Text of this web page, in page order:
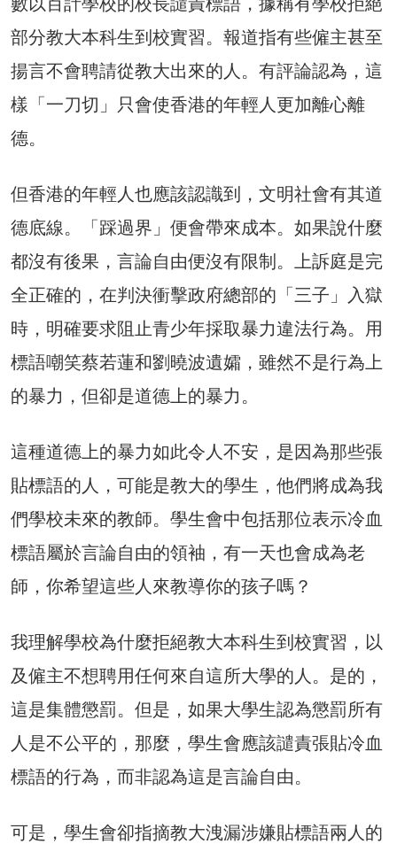
部分教大本科生到校實習。報道指有些僱主甚至
揚言不會聘請從教大出來的人。有評論認為，這
樣「一刀切」只會使香港的年輕人更加離心離
德。
但香港的年輕人也應該認識到，文明社會有其道
德底線。「踩過界」便會帶來成本。如果說什麼
都沒有後果，言論自由便沒有限制。上訴庭是完
全正確的，在判決衝擊政府總部的「三子」入獄
時，明確要求阻止青少年採取暴力違法行為。用
標語嘲笑蔡若蓮和劉曉波遺孀，雖然不是行為上
的暴力，但卻是道德上的暴力。
這種道德上的暴力如此令人不安，是因為那些張
貼標語的人，可能是教大的學生，他們將成為我
們學校未來的教師。學生會中包括那位表示冷血
標語屬於言論自由的領袖，有一天也會成為老
師，你希望這些人來教導你的孩子嗎？
我理解學校為什麼拒絕教大本科生到校實習，以
及僱主不想聘用任何來自這所大學的人。是的，
這是集體懲罰。但是，如果大學生認為懲罰所有
人是不公平的，那麼，學生會應該譴責張貼冷血
標語的行為，而非認為這是言論自由。
可是，學生會卻指摘教大洩漏涉嫌貼標語兩人的